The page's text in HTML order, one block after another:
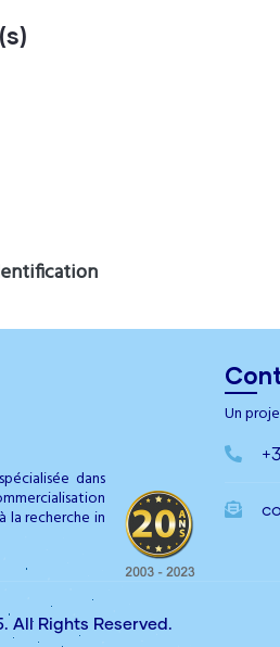
dans
la recherche in
Un
All Rights Reserved.